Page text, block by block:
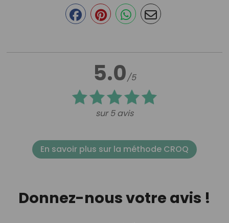
5.0/5
sur 5 avis
En savoir plus sur la méthode CROQ
Donnez-nous votre avis !